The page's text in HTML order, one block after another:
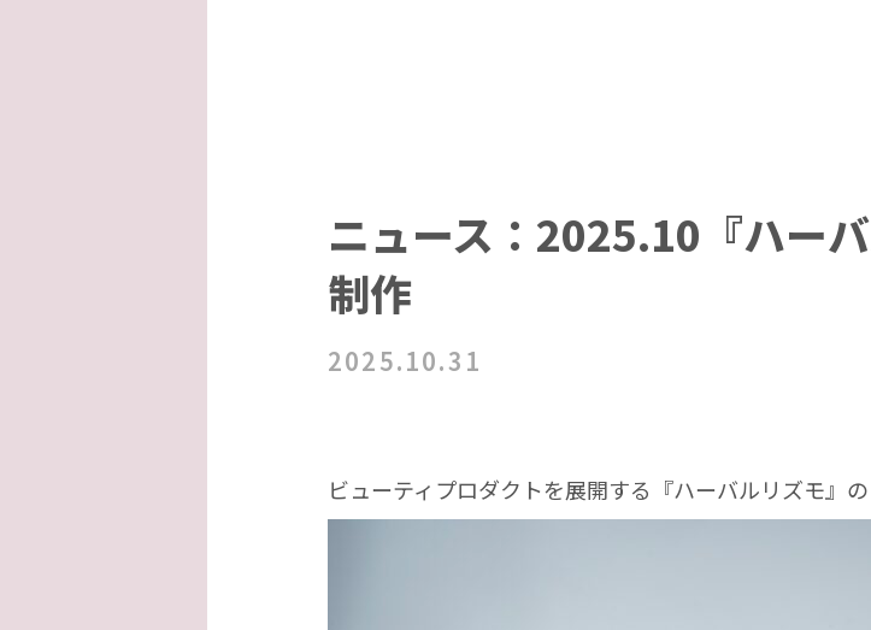
ニュース：2025.10『ハー
制作
2025.10.31
ビューティプロダクトを展開する『ハーバルリズモ』